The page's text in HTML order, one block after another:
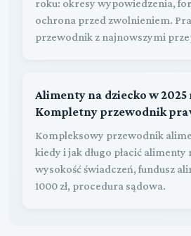
roku: okresy wypowiedzenia,
ochrona przed zwolnieniem.
przewodnik z najnowszymi
Alimenty na dziecko w 2025
Kompletny przewodnik
Kompleksowy przewodnik
kiedy i jak długo płacić alimenty
wysokość świadczeń, fundusz
1000 zł, procedura sądowa.